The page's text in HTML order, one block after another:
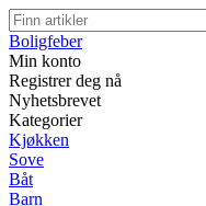
Boligfeber
Min konto
Registrer deg nå
Nyhetsbrevet
Kategorier
Kjøkken
Sove
Båt
Barn